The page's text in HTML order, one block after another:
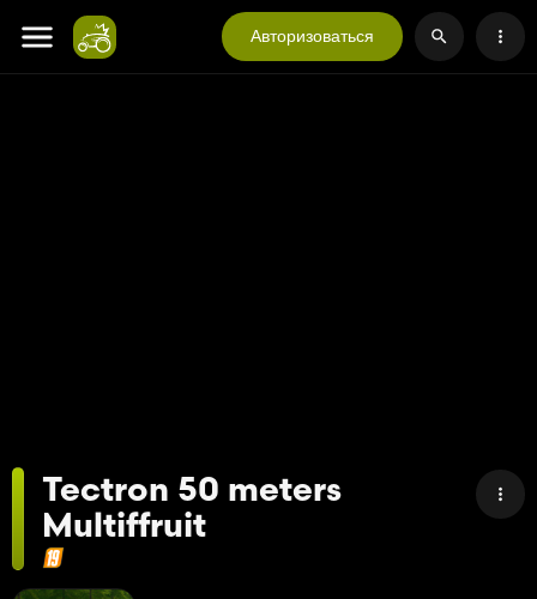
Авторизоваться
Tectron 50 meters
Multiffruit